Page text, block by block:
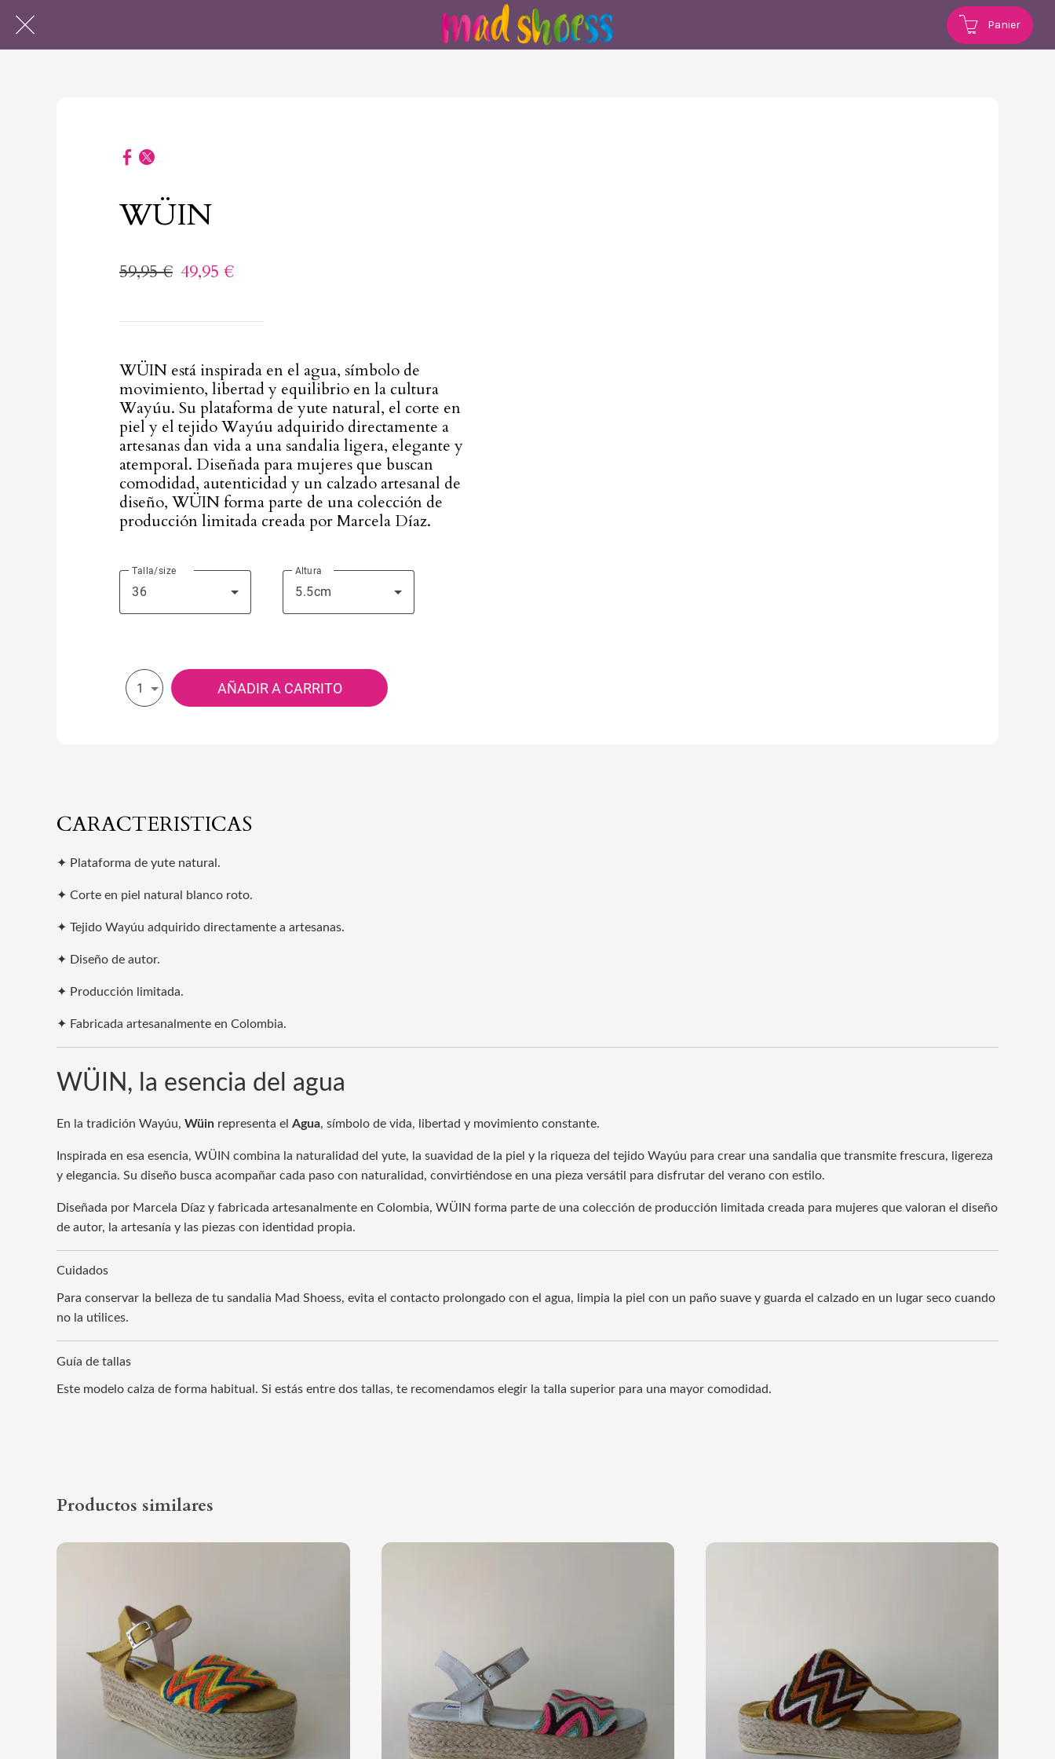
Panier
WÜIN
59,95 € 49,95 €
WÜIN está inspirada en el agua, símbolo de
movimiento, libertad y equilibrio en la cultura
Wayúu. Su plataforma de yute natural, el corte en
piel y el tejido Wayúu adquirido directamente a
artesanas dan vida a una sandalia ligera, elegante y
atemporal. Diseñada para mujeres que buscan
comodidad, autenticidad y un calzado artesanal de
diseño, WÜIN forma parte de una colección de
producción limitada creada por Marcela Díaz.
Talla/size
36
Altura
5.5cm
1 AÑADIR A CARRITO
CARACTERISTICAS
✦ Plataforma de yute natural.
✦ Corte en piel natural blanco roto.
✦ Tejido Wayúu adquirido directamente a artesanas.
✦ Diseño de autor.
✦ Producción limitada.
✦ Fabricada artesanalmente en Colombia.
WÜIN, la esencia del agua
En la tradición Wayúu, Wüin representa el Agua, símbolo de vida, libertad y movimiento constante.
Inspirada en esa esencia, WÜIN combina la naturalidad del yute, la suavidad de la piel y la riqueza del tejido Wayúu para crear una sandalia que transmite frescura, ligereza
y elegancia. Su diseño busca acompañar cada paso con naturalidad, convirtiéndose en una pieza versátil para disfrutar del verano con estilo.
Diseñada por Marcela Díaz y fabricada artesanalmente en Colombia, WÜIN forma parte de una colección de producción limitada creada para mujeres que valoran el diseño
de autor, la artesanía y las piezas con identidad propia.
Cuidados
Para conservar la belleza de tu sandalia Mad Shoess, evita el contacto prolongado con el agua, limpia la piel con un paño suave y guarda el calzado en un lugar seco cuando
no la utilices.
Guía de tallas
Este modelo calza de forma habitual. Si estás entre dos tallas, te recomendamos elegir la talla superior para una mayor comodidad.
Productos similares